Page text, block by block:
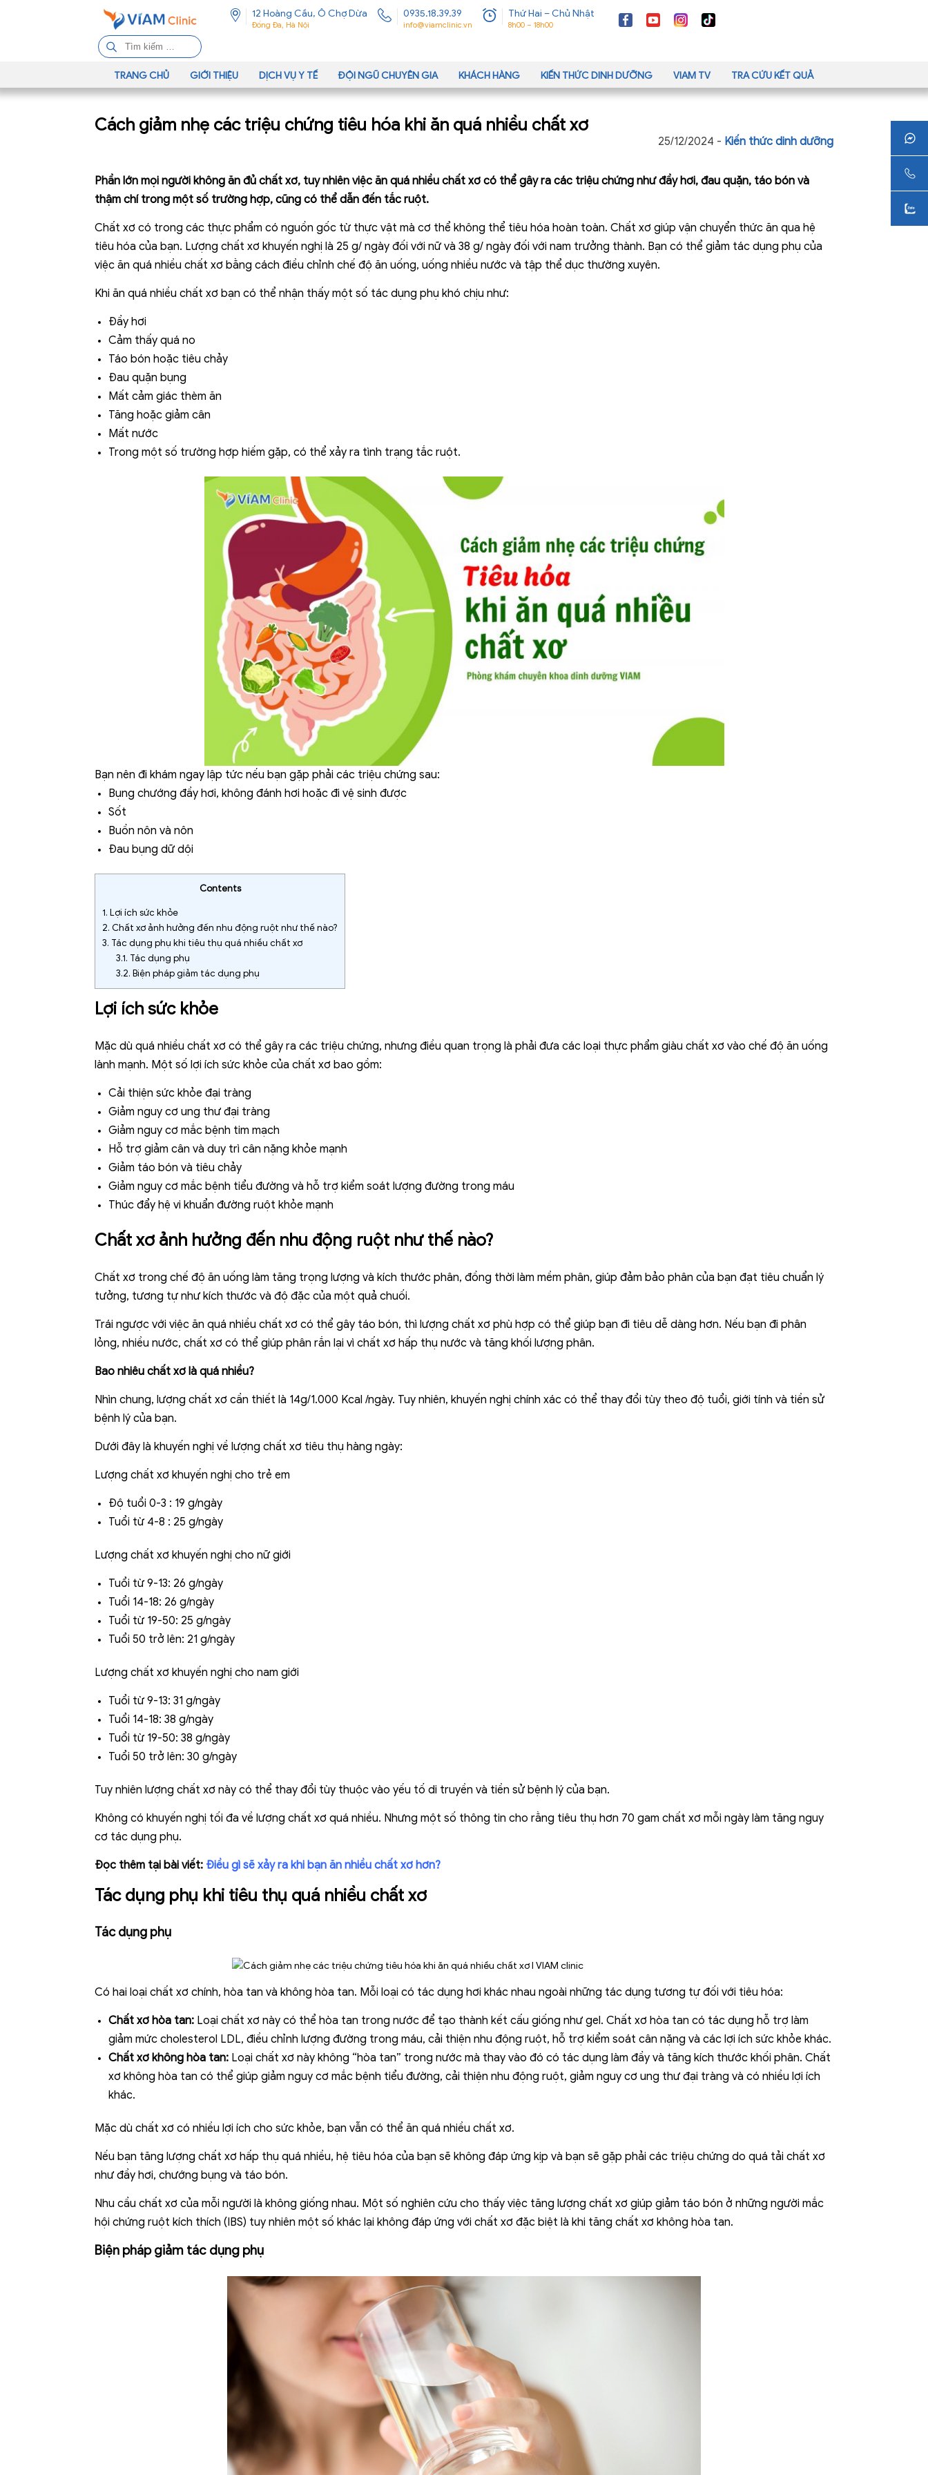
12 Hoàng Cầu, Ô Chợ Dừa
Đống Đa, Hà Nội
0935.18.39.39
info@viamclinic.vn
Thứ Hai – Chủ Nhật
8h00 – 18h00
ì
m
k
ế
o
:
TRANG CHỦ GIỚI THIỆU DỊCH VỤ Y TẾ ĐỘI NGŨ CHUYÊN GIA KHÁCH HÀNG KIẾN THỨC DINH DƯỠNG VIAM TV TRA CỨU KẾT QUẢ
Cách giảm nhẹ các triệu chứng tiêu hóa khi ăn quá nhiều chất xơ
25/12/2024 - Kiến thức dinh dưỡng
Phần lớn mọi người không ăn đủ chất xơ, tuy nhiên việc ăn quá nhiều chất xơ có thể gây ra các triệu chứng như đầy hơi, đau quặn, táo bón và
thậm chí trong một số trường hợp, cũng có thể dẫn đến tắc ruột.
Chất xơ có trong các thực phẩm có nguồn gốc từ thực vật mà cơ thể không thể tiêu hóa hoàn toàn. Chất xơ giúp vận chuyển thức ăn qua hệ
tiêu hóa của bạn. Lượng chất xơ khuyến nghị là 25 g/ ngày đối với nữ và 38 g/ ngày đối với nam trưởng thành. Bạn có thể giảm tác dụng phụ của
việc ăn quá nhiều chất xơ bằng cách điều chỉnh chế độ ăn uống, uống nhiều nước và tập thể dục thường xuyên.
Khi ăn quá nhiều chất xơ bạn có thể nhận thấy một số tác dụng phụ khó chịu như:
Đầy hơi
Cảm thấy quá no
Táo bón hoặc tiêu chảy
Đau quặn bụng
Mất cảm giác thèm ăn
Tăng hoặc giảm cân
Mất nước
Trong một số trường hợp hiếm gặp, có thể xảy ra tình trạng tắc ruột.
Bạn nên đi khám ngay lập tức nếu bạn gặp phải các triệu chứng sau:
Bụng chướng đầy hơi, không đánh hơi hoặc đi vệ sinh được
Sốt
Buồn nôn và nôn
Đau bụng dữ dội
Contents
1. Lợi ích sức khỏe
2. Chất xơ ảnh hưởng đến nhu động ruột như thế nào?
3. Tác dụng phụ khi tiêu thụ quá nhiều chất xơ
3.1. Tác dụng phụ
3.2. Biện pháp giảm tác dụng phụ
Lợi ích sức khỏe
Mặc dù quá nhiều chất xơ có thể gây ra các triệu chứng, nhưng điều quan trọng là phải đưa các loại thực phẩm giàu chất xơ vào chế độ ăn uống
lành mạnh. Một số lợi ích sức khỏe của chất xơ bao gồm:
Cải thiện sức khỏe đại tràng
Giảm nguy cơ ung thư đại tràng
Giảm nguy cơ mắc bệnh tim mạch
Hỗ trợ giảm cân và duy trì cân nặng khỏe mạnh
Giảm táo bón và tiêu chảy
Giảm nguy cơ mắc bệnh tiểu đường và hỗ trợ kiểm soát lượng đường trong máu
Thúc đẩy hệ vi khuẩn đường ruột khỏe mạnh
Chất xơ ảnh hưởng đến nhu động ruột như thế nào?
Chất xơ trong chế độ ăn uống làm tăng trọng lượng và kích thước phân, đồng thời làm mềm phân, giúp đảm bảo phân của bạn đạt tiêu chuẩn lý
tưởng, tương tự như kích thước và độ đặc của một quả chuối.
Trái ngược với việc ăn quá nhiều chất xơ có thể gây táo bón, thì lượng chất xơ phù hợp có thể giúp bạn đi tiêu dễ dàng hơn. Nếu bạn đi phân
lỏng, nhiều nước, chất xơ có thể giúp phân rắn lại vì chất xơ hấp thụ nước và tăng khối lượng phân.
Bao nhiêu chất xơ là quá nhiều?
Nhìn chung, lượng chất xơ cần thiết là 14g/1.000 Kcal /ngày. Tuy nhiên, khuyến nghị chính xác có thể thay đổi tùy theo độ tuổi, giới tính và tiền sử
bệnh lý của bạn.
Dưới đây là khuyến nghị về lượng chất xơ tiêu thụ hàng ngày:
Lượng chất xơ khuyến nghị cho trẻ em
Độ tuổi 0-3 : 19 g/ngày
Tuổi từ 4-8 : 25 g/ngày
Lượng chất xơ khuyến nghị cho nữ giới
Tuổi từ 9-13: 26 g/ngày
Tuổi 14-18: 26 g/ngày
Tuổi từ 19-50: 25 g/ngày
Tuổi 50 trở lên: 21 g/ngày
Lượng chất xơ khuyến nghị cho nam giới
Tuổi từ 9-13: 31 g/ngày
Tuổi 14-18: 38 g/ngày
Tuổi từ 19-50: 38 g/ngày
Tuổi 50 trở lên: 30 g/ngày
Tuy nhiên lượng chất xơ này có thể thay đổi tùy thuộc vào yếu tố di truyền và tiền sử bệnh lý của bạn.
Không có khuyến nghị tối đa về lượng chất xơ quá nhiều. Nhưng một số thông tin cho rằng tiêu thụ hơn 70 gam chất xơ mỗi ngày làm tăng nguy
cơ tác dụng phụ.
Đọc thêm tại bài viết: Điều gì sẽ xảy ra khi bạn ăn nhiều chất xơ hơn?
Tác dụng phụ khi tiêu thụ quá nhiều chất xơ
Tác dụng phụ
Có hai loại chất xơ chính, hòa tan và không hòa tan. Mỗi loại có tác dụng hơi khác nhau ngoài những tác dụng tương tự đối với tiêu hóa:
Chất xơ hòa tan: Loại chất xơ này có thể hòa tan trong nước để tạo thành kết cấu giống như gel. Chất xơ hòa tan có tác dụng hỗ trợ làm
giảm mức cholesterol LDL, điều chỉnh lượng đường trong máu, cải thiện nhu động ruột, hỗ trợ kiểm soát cân nặng và các lợi ích sức khỏe khác.
Chất xơ không hòa tan: Loại chất xơ này không “hòa tan” trong nước mà thay vào đó có tác dụng làm đầy và tăng kích thước khối phân. Chất
xơ không hòa tan có thể giúp giảm nguy cơ mắc bệnh tiểu đường, cải thiện nhu động ruột, giảm nguy cơ ung thư đại tràng và có nhiều lợi ích
khác.
Mặc dù chất xơ có nhiều lợi ích cho sức khỏe, bạn vẫn có thể ăn quá nhiều chất xơ.
Nếu bạn tăng lượng chất xơ hấp thụ quá nhiều, hệ tiêu hóa của bạn sẽ không đáp ứng kịp và bạn sẽ gặp phải các triệu chứng do quá tải chất xơ
như đầy hơi, chướng bụng và táo bón.
Nhu cầu chất xơ của mỗi người là không giống nhau. Một số nghiên cứu cho thấy việc tăng lượng chất xơ giúp giảm táo bón ở những người mắc
hội chứng ruột kích thích (IBS) tuy nhiên một số khác lại không đáp ứng với chất xơ đặc biệt là khi tăng chất xơ không hòa tan.
Biện pháp giảm tác dụng phụ